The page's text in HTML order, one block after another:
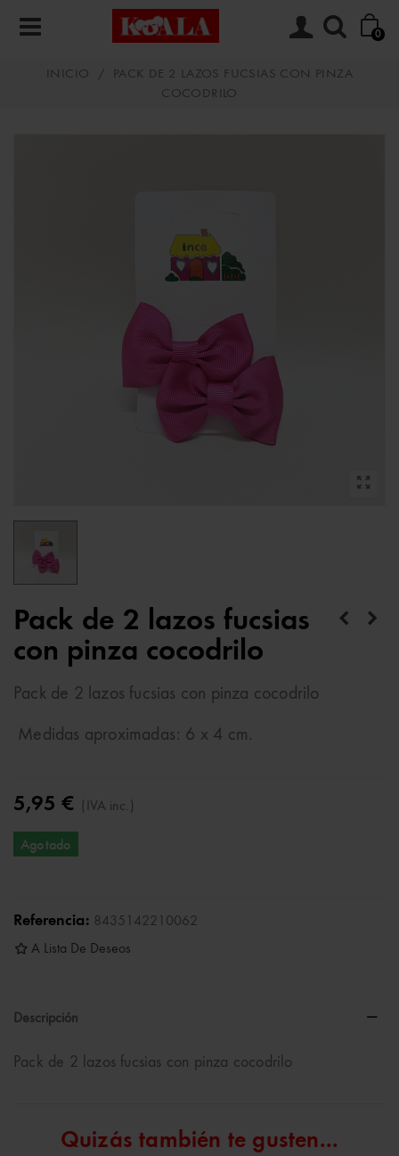
0
INICIO /
PACK DE 2 LAZOS FUCSIAS CON PINZA
COCODRILO
Pack de 2 lazos fucsias
con pinza cocodrilo
Pack de 2 lazos fucsias con pinza cocodrilo
Medidas aproximadas: 6 x 4 cm.
5,95 € (IVA inc.)
Agotado
Referencia: 8435142210062
A Lista De Deseos
Descripción
Pack de 2 lazos fucsias con pinza cocodrilo
Quizás también te gusten...